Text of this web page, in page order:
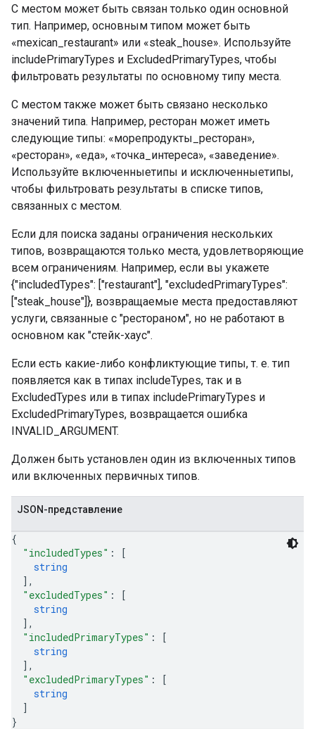
С местом может быть связан только один основной
тип. Например, основным типом может быть
«mexican_restaurant» или «steak_house». Используйте
includePrimaryTypes и ExcludedPrimaryTypes, чтобы
фильтровать результаты по основному типу места.
С местом также может быть связано несколько
значений типа. Например, ресторан может иметь
следующие типы: «морепродукты_ресторан»,
«ресторан», «еда», «точка_интереса», «заведение».
Используйте включенныетипы и исключенныетипы,
чтобы фильтровать результаты в списке типов,
связанных с местом.
Если для поиска заданы ограничения нескольких
типов, возвращаются только места, удовлетворяющие
всем ограничениям. Например, если вы укажете
{"includedTypes": ["restaurant"], "excludedPrimaryTypes":
["steak_house"]}, возвращаемые места предоставляют
услуги, связанные с "рестораном", но не работают в
основном как "стейк-хаус".
Если есть какие-либо конфликтующие типы, т. е. тип
появляется как в типах includeTypes, так и в
ExcludedTypes или в типах includePrimaryTypes и
ExcludedPrimaryTypes, возвращается ошибка
INVALID_ARGUMENT.
Должен быть установлен один из включенных типов
или включенных первичных типов.
JSON-представление
{
"includedTypes" :
[
string
] ,
"excludedTypes" :
[
string
] ,
"includedPrimaryTypes" :
[
string
] ,
"excludedPrimaryTypes" :
[
string
]
}